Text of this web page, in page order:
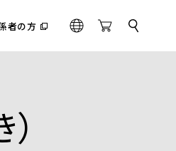
者の方
G
l
O
n
サ
ト